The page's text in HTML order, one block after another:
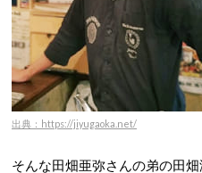
出典：https://jiyugaoka.net/
そんな田畑亜弥さんの弟の田畑